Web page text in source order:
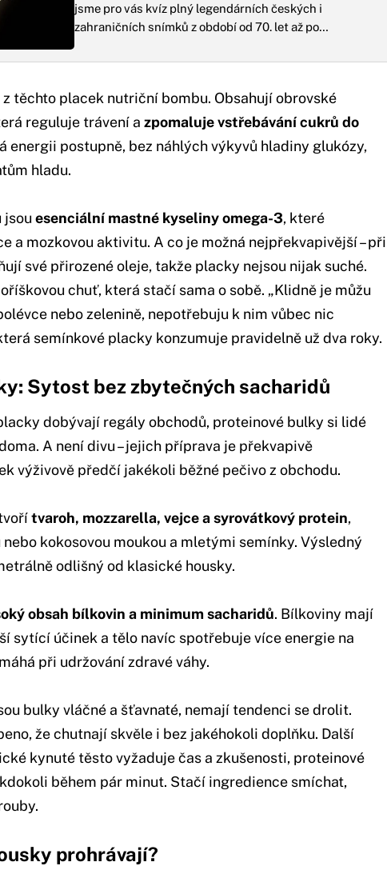
jsme pro vás kvíz plný legendárních českých i
zahraničních snímků z období od 70. let až po…
těchto placek nutriční bombu. Obsahují obrovské
reguluje trávení a zpomaluje vstřebávání cukrů do
energii postupně, bez náhlých výkyvů hladiny glukózy,
hladu.
jsou esenciální mastné kyseliny omega-3, které
a mozkovou aktivitu. A co je možná nejpřekvapivější – při
své přirozené oleje, takže placky nejsou nijak suché.
chuť, která stačí sama o sobě. „Klidně je můžu
nebo zelenině, nepotřebuju k nim vůbec nic
semínkové placky konzumuje pravidelně už dva roky.
Sytost bez zbytečných sacharidů
dobývají regály obchodů, proteinové bulky si lidé
A není divu – jejich příprava je překvapivě
výživově předčí jakékoli běžné pečivo z obchodu.
tvaroh, mozzarella, vejce a syrovátkový protein,
kokosovou moukou a mletými semínky. Výsledný
odlišný od klasické housky.
obsah bílkovin a minimum sacharidů. Bílkoviny mají
sytící účinek a tělo navíc spotřebuje více energie na
při udržování zdravé váhy.
bulky vláčné a šťavnaté, nemají tendenci se drolit.
že chutnají skvěle i bez jakéhokoli doplňku. Další
kynuté těsto vyžaduje čas a zkušenosti, proteinové
během pár minut. Stačí ingredience smíchat,
prohrávají?